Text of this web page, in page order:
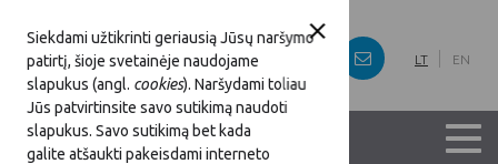
Siekdami užtikrinti geriausią Jūsų naršymo
patirtį, šioje svetainėje naudojame
slapukus (angl. cookies). Naršydami toliau
Jūs patvirtinsite savo sutikimą naudoti
slapukus. Savo sutikimą bet kada
galite atšaukti pakeisdami interneto
LT EN